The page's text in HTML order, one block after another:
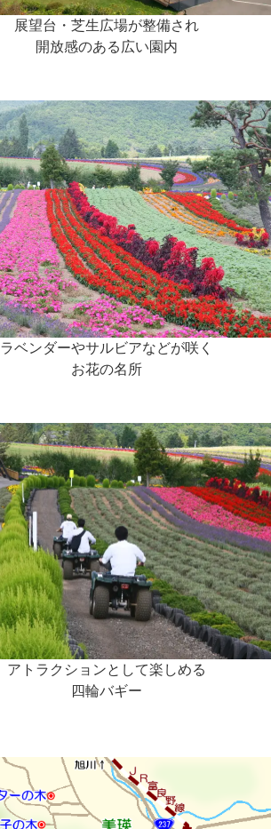
展望台・芝生広場が整備され
開放感のある広い園内
ラベンダーやサルビアなどが咲く
お花の名所
アトラクションとして楽しめる
四輪バギー